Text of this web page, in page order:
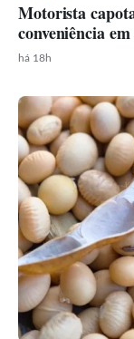
Motorista
conveniência
há 18h